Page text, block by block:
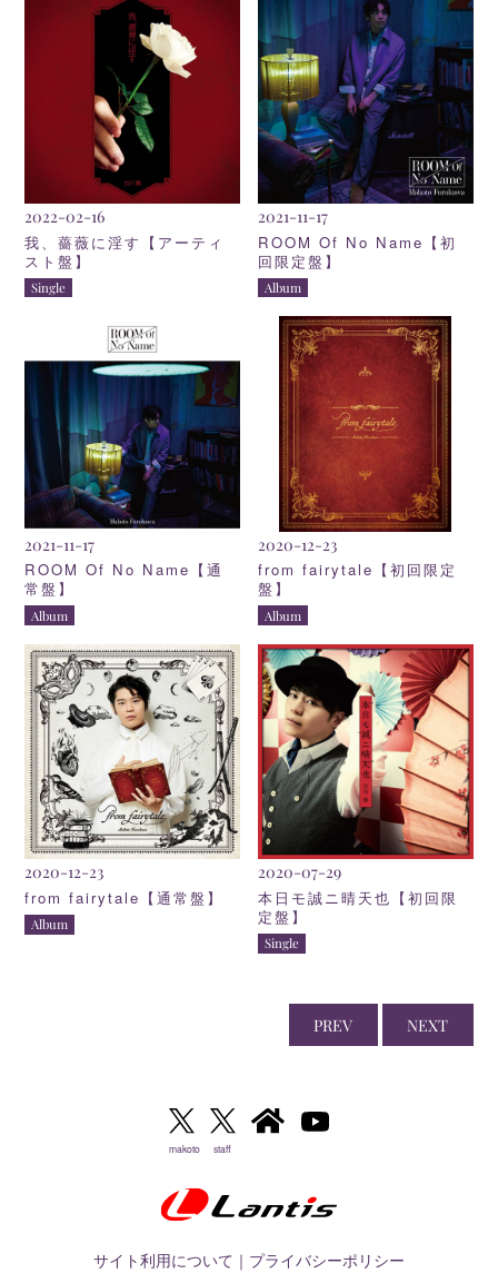
2022-02-16
我、薔薇に淫す【アーティ
スト盤】
Single
2021-11-17
ROOM Of No Name【初
回限定盤】
Album
2021-11-17
ROOM Of No Name【通
常盤】
Album
2020-12-23
from fairytale【初回限定
盤】
Album
2020-12-23
from fairytale【通常盤】
Album
2020-07-29
本日モ誠ニ晴天也【初回限
定盤】
Single
PREV NEXT
makoto staff
サイト利用について ｜ プライバシーポリシー